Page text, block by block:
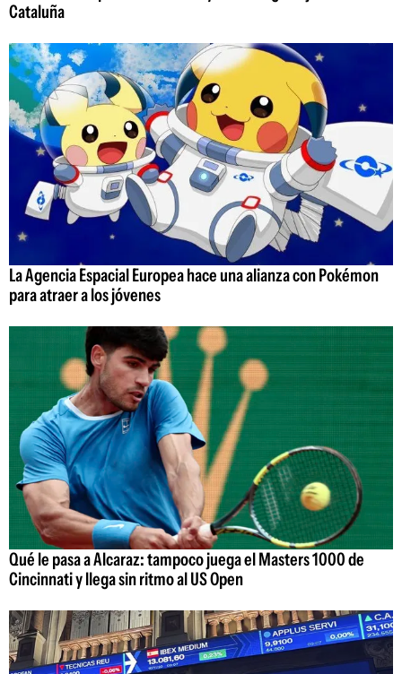
Cataluña
La Agencia Espacial Europea hace una alianza con Pokémon
para atraer a los jóvenes
Qué le pasa a Alcaraz: tampoco juega el Masters 1000 de
Cincinnati y llega sin ritmo al US Open